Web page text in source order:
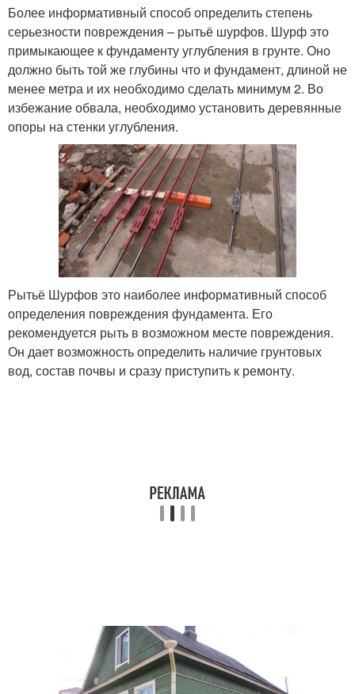
Более информативный способ определить степень
серьезности повреждения – рытьё шурфов. Шурф это
примыкающее к фундаменту углубления в грунте. Оно
должно быть той же глубины что и фундамент, длиной не
менее метра и их необходимо сделать минимум 2. Во
избежание обвала, необходимо установить деревянные
опоры на стенки углубления.
Рытьё Шурфов это наиболее информативный способ
определения повреждения фундамента. Его
рекомендуется рыть в возможном месте повреждения.
Он дает возможность определить наличие грунтовых
вод, состав почвы и сразу приступить к ремонту.